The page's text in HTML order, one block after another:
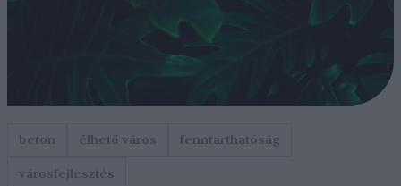
beton élhető város
fenntarthatóság
városfejlesztés